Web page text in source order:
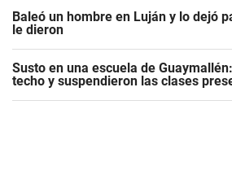
Baleó un hombre en Luján y lo dejó
le dieron
Susto en una escuela de
techo y suspendieron las clases